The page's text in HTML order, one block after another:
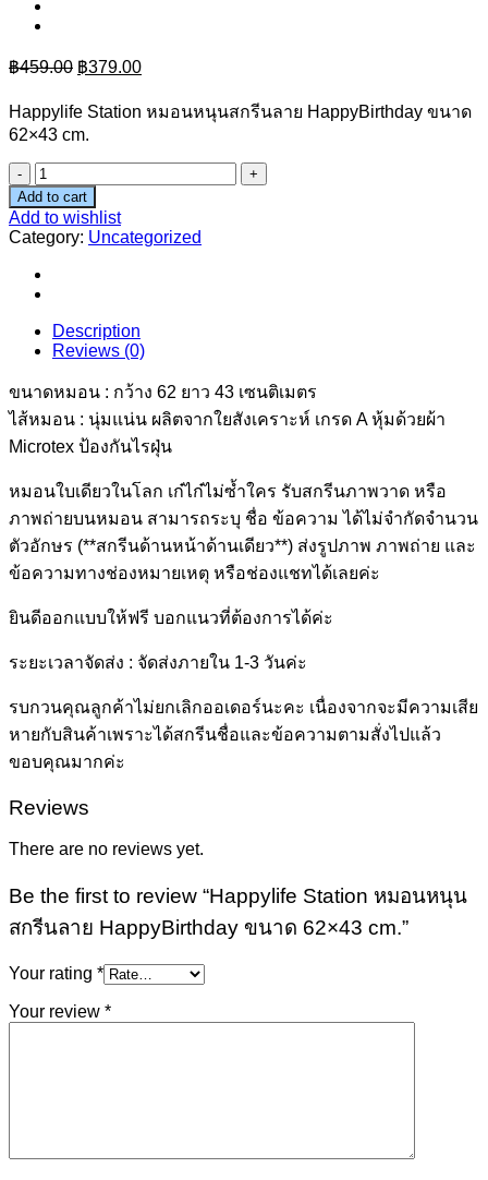
฿459.00 Original
price
was:
฿379.00Current
price
Happylife Station หมอนหนุนสกรีนลาย HappyBirthday ขนาด
62×43 cm.
Happylife
Station
หมอน
หนุน
สกรีน
ลาย
ขนาด
cm.
Add to cart
Add to wishlist
Category: Uncategorized
Description
Reviews (0)
ขนาดหมอน : กว้าง 62 ยาว 43 เซนติเมตร
ไส้หมอน : นุ่มแน่น ผลิตจากใยสังเคราะห์ เกรด A หุ้มด้วยผ้า
Microtex ป้องกันไรฝุ่น
หมอนใบเดียวในโลก เก๋ไก๋ไม่ซ้ำใคร รับสกรีนภาพวาด หรือ
ภาพถ่ายบนหมอน สามารถระบุ ชื่อ ข้อความ ได้ไม่จำกัดจำนวน
ตัวอักษร (**สกรีนด้านหน้าด้านเดียว**) ส่งรูปภาพ ภาพถ่าย และ
ข้อความทางช่องหมายเหตุ หรือช่องแชทได้เลยค่ะ
ยินดีออกแบบให้ฟรี บอกแนวที่ต้องการได้ค่ะ
ระยะเวลาจัดส่ง : จัดส่งภายใน 1-3 วันค่ะ
รบกวนคุณลูกค้าไม่ยกเลิกออเดอร์นะคะ เนื่องจากจะมีความเสีย
หายกับสินค้าเพราะได้สกรีนชื่อและข้อความตามสั่งไปแล้ว
ขอบคุณมากค่ะ
Reviews
There are no reviews yet.
Be the first to review “Happylife Station หมอนหนุน
สกรีนลาย HappyBirthday ขนาด 62×43 cm.”
Your rating *
Your review *